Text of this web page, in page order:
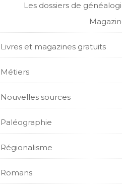
Les dossiers de
Livres et magazines gratuits
Métiers
Nouvelles sources
Paléographie
Régionalisme
Romans